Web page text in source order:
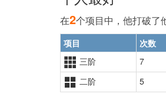
在2个项目中，他打破了
项目 次数
三阶
7
二阶
5